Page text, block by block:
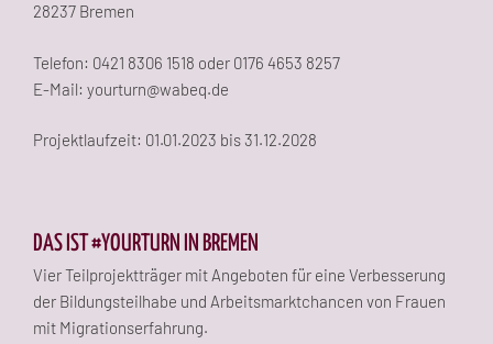
28237 Bremen
Telefon: 0421 8306 1518 oder 0176 4653 8257
E-Mail: yourturn@wabeq.de
Projektlaufzeit: 01.01.2023 bis 31.12.2028
DAS IST #YOURTURN IN BREMEN
Vier Teilprojektträger mit Angeboten für eine Verbesserung
der Bildungsteilhabe und Arbeitsmarktchancen von Frauen
mit Migrationserfahrung.